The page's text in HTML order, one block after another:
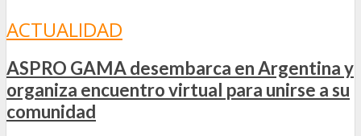
ACTUALIDAD
ASPRO GAMA desembarca en Argentina y
organiza encuentro virtual para unirse a su
comunidad